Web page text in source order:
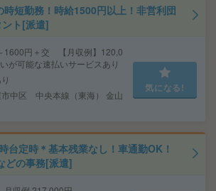
短勤務！時給1500円以上！非営利団
ト[派遣]
1600円＋交 【月収例】120,0
可能な速払いサービスあり
中区 中央本線（東海） 金山
気になる!
台定時＊基本残業なし！車通勤OK！
どの事務[派遣]